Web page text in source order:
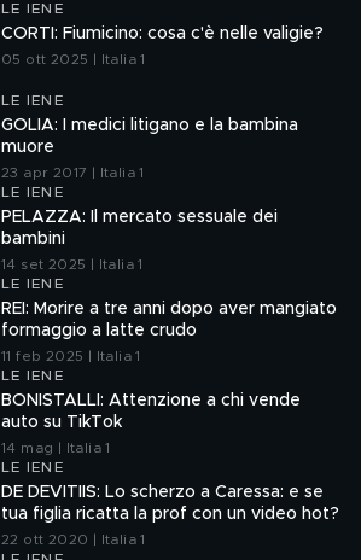
LE IENE
CORTI: Fiumicino: cosa c'è nelle valigie?
05 ott 2025 | Italia 1
LE IENE
GOLIA: I medici litigano e la bambina
muore
23 apr 2017 | Italia 1
LE IENE
PELAZZA: Il mercato sessuale dei
bambini
14 set 2025 | Italia 1
LE IENE
REI: Morire a tre anni dopo aver mangiato
formaggio a latte crudo
11 feb 2025 | Italia 1
LE IENE
BONISTALLI: Attenzione a chi vende
auto su TikTok
14 mag | Italia 1
LE IENE
DE DEVITIIS: Lo scherzo a Caressa: e se
tua figlia ricatta la prof con un video hot?
22 ott 2020 | Italia 1